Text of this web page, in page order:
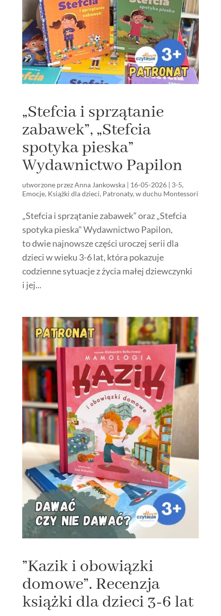
„Stefcia i sprzątanie
zabawek”, „Stefcia
spotyka pieska”
Wydawnictwo Papilon
utworzone przezAnna Jankowska| 16-05-2026| 3-5,
Emocje, Książki dla dzieci, Patronaty, w duchu Montessori
„Stefcia i sprzątanie zabawek” oraz „Stefcia
spotyka pieska” Wydawnictwo Papilon,
to dwie najnowsze części uroczej serii dla
dzieci w wieku 3-6 lat, która pokazuje
codzienne sytuacje z życia małej dziewczynki
i jej...
”Kazik i obowiązki
domowe”. Recenzja
książki dla dzieci 3-6 lat